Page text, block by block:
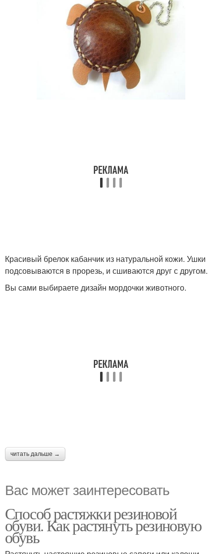
Красивый брелок кабанчик из натуральной кожи. Ушки
подсовываются в прорезь, и сшиваются друг с другом.
Вы сами выбираете дизайн мордочки животного.
читать дальше →
Вас может заинтересовать
Способ растяжки резиновой
обуви. Как растянуть резиновую
обувь